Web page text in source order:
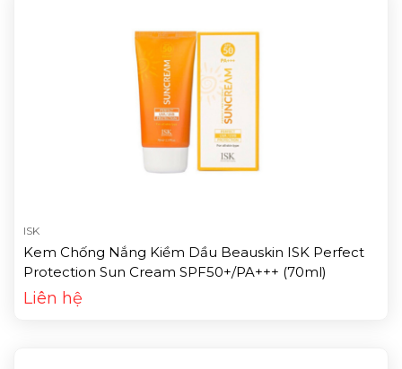
ISK
Kem Chống Nắng Kiềm Dầu Beauskin ISK Perfect
Protection Sun Cream SPF50+/PA+++ (70ml)
Liên hệ